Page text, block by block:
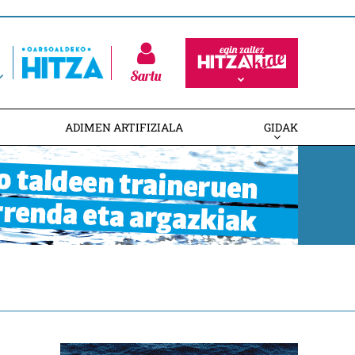
Sartu
ADIMEN ARTIFIZIALA GIDAK